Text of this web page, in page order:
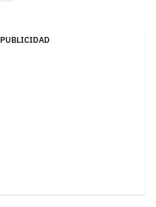
PUBLICIDAD